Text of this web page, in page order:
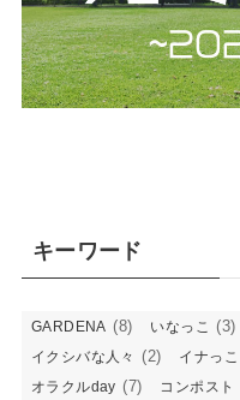
キーワード
GARDENA (8) いなっこ (3)
イクシバな人々 (2) イナっこ
オラクルday (7) コンポスト